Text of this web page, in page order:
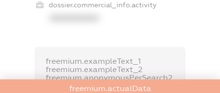
dossier.commercial_info.activity
freemium.exampleText_1
freemium.exampleText_2
freemium.anonymousPerSearch2
freemium.actualData